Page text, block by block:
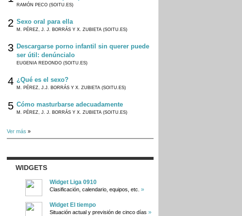
RAMÓN PECO (SOITU.ES)
2 Sexo oral para ella
M. PÉREZ, J. J. BORRÁS Y X. ZUBIETA (SOITU.ES)
3 Descargarse porno infantil sin querer puede
ser útil: denúncialo
EUGENIA REDONDO (SOITU.ES)
4 ¿Qué es el sexo?
M. PÉREZ, J.J. BORRÁS Y X. ZUBIETA (SOITU.ES)
5 Cómo masturbarse adecuadamente
M. PÉREZ, J. J. BORRÁS Y X. ZUBIETA (SOITU.ES)
Ver más »
WIDGETS
Widget Liga 0910
Clasificación, calendario, equipos, etc. »
Widget El tiempo
Situación actual y previsión de cinco días »